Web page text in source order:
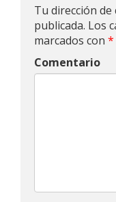
Tu dirección
publicada. Los
marcados con *
Comentario